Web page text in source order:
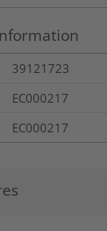
39121723
EC000217
EC000217